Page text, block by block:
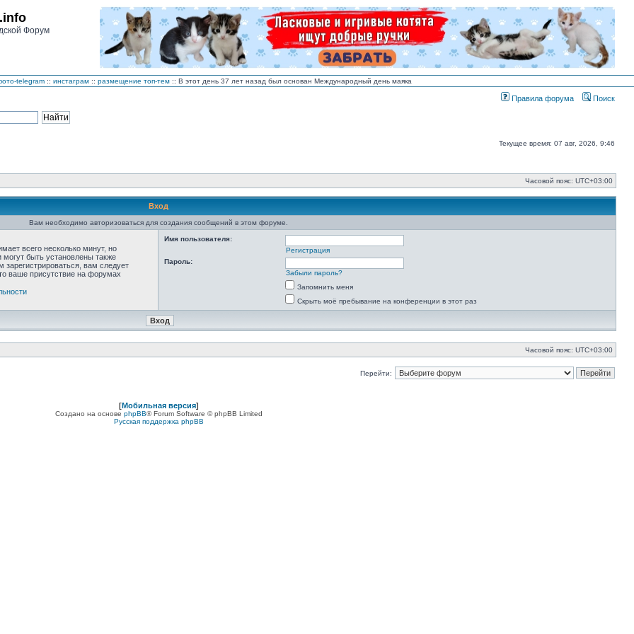
Форум
telegram :: инстаграм :: размещение топ-тем :: В этот день 37 лет назад был основан Международный день маяка
Правила форума Поиск
Текущее время: 07 авг, 2026, 9:46
Часовой пояс: UTC+03:00
Вход
Вам необходимо авторизоваться для создания сообщений в этом форуме.
всего несколько минут, но
быть установлены также
зарегистрироваться, вам следует
ваше присутствие на форумах
Имя пользователя:
Регистрация
Пароль:
Забыли пароль?
Запомнить меня
Скрыть моё пребывание на конференции в этот раз
Часовой пояс: UTC+03:00
Перейти:
[Мобильная версия]
Создано на основе phpBB® Forum Software © phpBB Limited
Русская поддержка phpBB